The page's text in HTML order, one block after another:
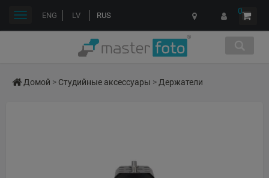
ENG LV RUS 0
Переключить
Домой > Студийные аксессуары >Держатели